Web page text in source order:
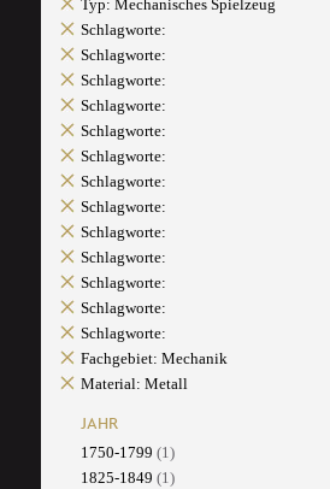
Typ: Mechanisches Spielzeug
Schlagworte:
Schlagworte:
Schlagworte:
Schlagworte:
Schlagworte:
Schlagworte:
Schlagworte:
Schlagworte:
Schlagworte:
Schlagworte:
Schlagworte:
Schlagworte:
Schlagworte:
Fachgebiet: Mechanik
Material: Metall
JAHR
1750-1799 (1)
1825-1849 (1)